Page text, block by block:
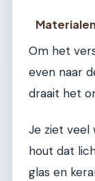
Om het
even naar
draait het
Je ziet veel
hout dat
glas en